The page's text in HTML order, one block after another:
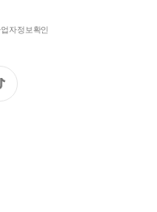
자정보확인
톡